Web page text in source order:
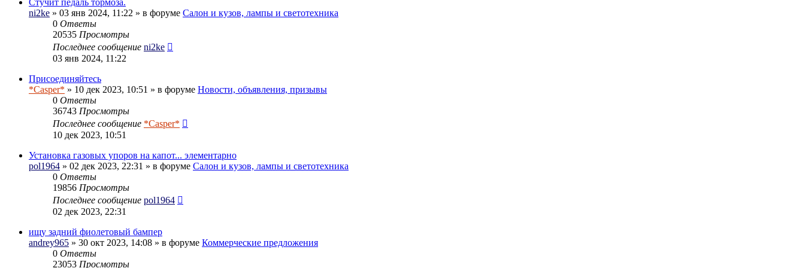
ni2ke » 03 янв 2024, 11:22 » в форуме Салон и кузов, лампы и светотехника
0 Ответы
20535 Просмотры
Последнее сообщение ni2ke
03 янв 2024, 11:22
Присоединяйтесь
*Casper* » 10 дек 2023, 10:51 » в форуме Новости, объявления, призывы
0 Ответы
36743 Просмотры
Последнее сообщение *Casper*
10 дек 2023, 10:51
Установка газовых упоров на капот... элементарно
pol1964 » 02 дек 2023, 22:31 » в форуме Салон и кузов, лампы и светотехника
0 Ответы
19856 Просмотры
Последнее сообщение pol1964
02 дек 2023, 22:31
ищу задний фиолетовый бампер
andrey965 » 30 окт 2023, 14:08 » в форуме Коммерческие предложения
0 Ответы
23053 Просмотры